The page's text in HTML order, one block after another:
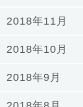
2018年11月
2018年10月
2018年9月